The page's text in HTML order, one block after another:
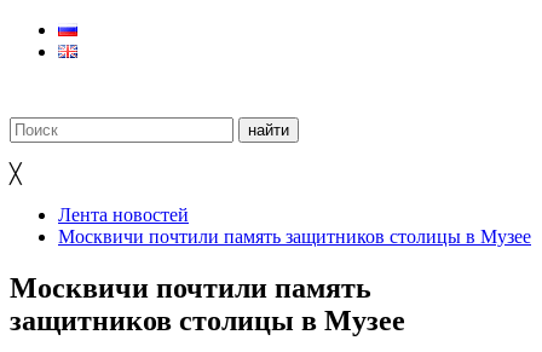
╳
Лента новостей
Москвичи почтили память защитников столицы в Музее
Москвичи почтили память
защитников столицы в Музее